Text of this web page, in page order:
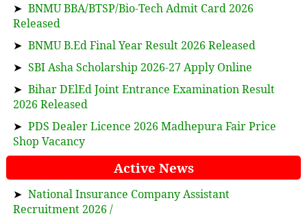
➤ BNMU BBA/BTSP/Bio-Tech Admit Card 2026
Released
➤ BNMU B.Ed Final Year Result 2026 Released
➤ SBI Asha Scholarship 2026-27 Apply Online
➤ Bihar DElEd Joint Entrance Examination Result
2026 Released
➤ PDS Dealer Licence 2026 Madhepura Fair Price
Shop Vacancy
Active News
➤ National Insurance Company Assistant
Recruitment 2026 /